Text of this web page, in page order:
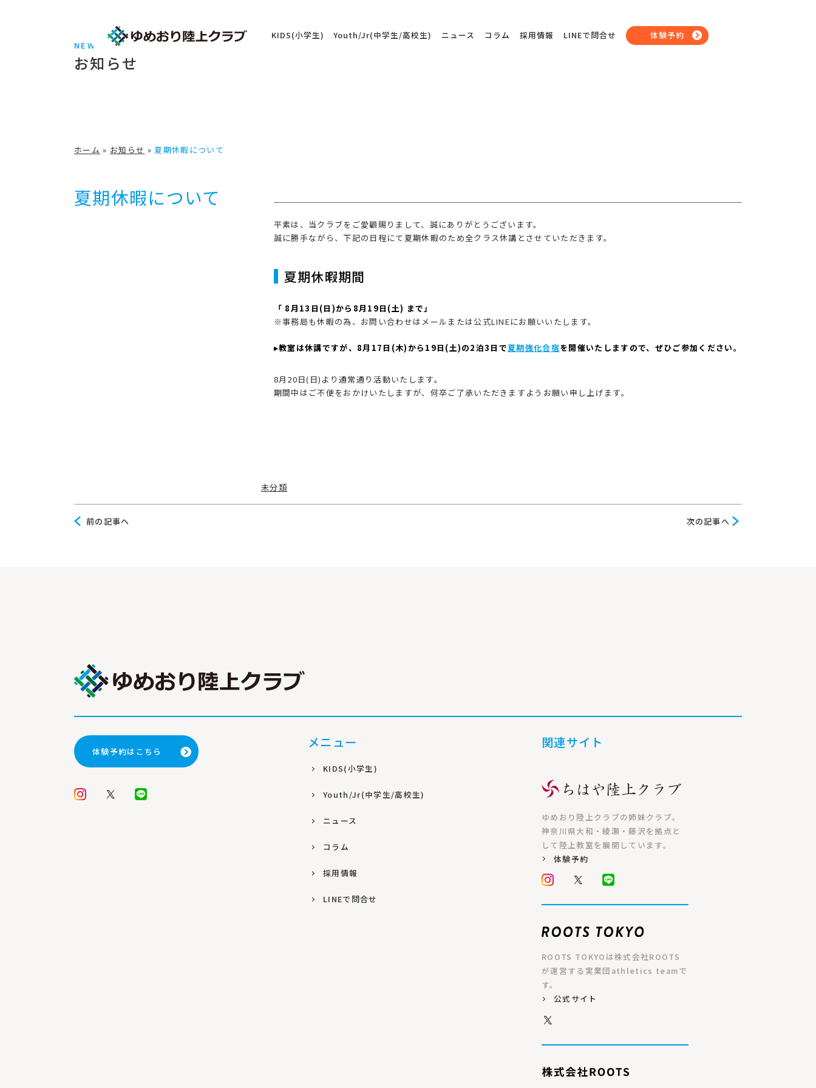
KIDS(小学生) Youth/Jr(中学生/高校生) ニュース コラム 採用情報 LINEで問合せ
体験予約
NEWS
お知らせ
ホーム » お知らせ »夏期休暇について
夏期休暇について
平素は、当クラブをご愛顧賜りまして、誠にありがとうございます。
誠に勝手ながら、下記の日程にて夏期休暇のため全クラス休講とさせていただきます。
夏期休暇期間
「 8月13日(日)から8月19日(土) まで」
※事務局も休暇の為、お問い合わせはメールまたは公式LINEにお願いいたします。
▸教室は休講ですが、8月17日(木)から19日(土)の2泊3日で夏期強化合宿を開催いたしますので、ぜひご参加ください。
8月20日(日)より通常通り活動いたします。
期間中はご不便をおかけいたしますが、何卒ご了承いただきますようお願い申し上げます。
未分類
前
前の記事へ
次
次の記事へ
体験予約はこちら
メニュー
KIDS(小学生)
Youth/Jr(中学生/高校生)
ニュース
コラム
採用情報
LINEで問合せ
関連サイト
ゆめおり陸上クラブの姉妹クラブ。
神奈川県大和・綾瀬・藤沢を拠点と
して陸上教室を展開しています。
体験予約
ROOTS TOKYOは株式会社ROOTS
が運営する実業団athletics teamで
す。
公式サイト